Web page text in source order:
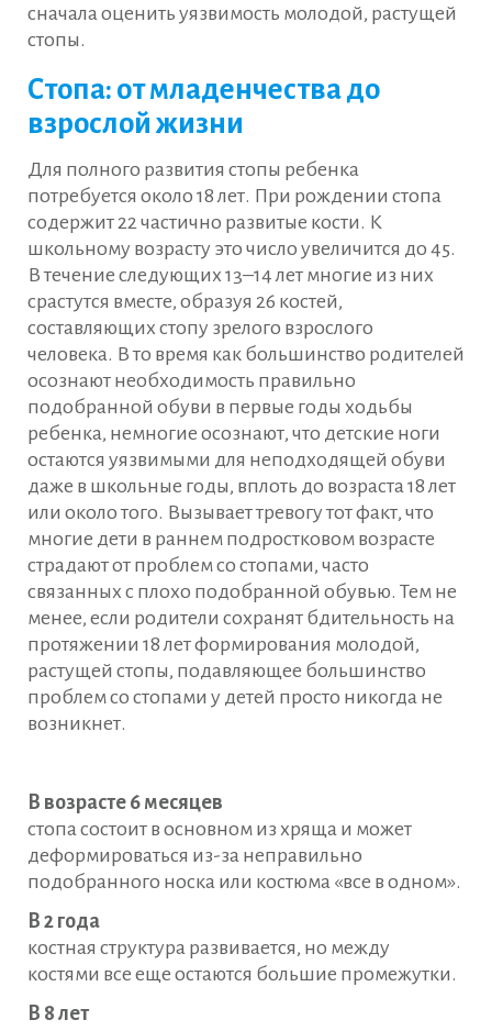
сначала оценить уязвимость молодой, растущей
стопы.
Стопа: от младенчества до
взрослой жизни
Для полного развития стопы ребенка
потребуется около 18 лет. При рождении стопа
содержит 22 частично развитые кости. К
школьному возрасту это число увеличится до 45.
В течение следующих 13–14 лет многие из них
срастутся вместе, образуя 26 костей,
составляющих стопу зрелого взрослого
человека. В то время как большинство родителей
осознают необходимость правильно
подобранной обуви в первые годы ходьбы
ребенка, немногие осознают, что детские ноги
остаются уязвимыми для неподходящей обуви
даже в школьные годы, вплоть до возраста 18 лет
или около того. Вызывает тревогу тот факт, что
многие дети в раннем подростковом возрасте
страдают от проблем со стопами, часто
связанных с плохо подобранной обувью. Тем не
менее, если родители сохранят бдительность на
протяжении 18 лет формирования молодой,
растущей стопы, подавляющее большинство
проблем со стопами у детей просто никогда не
возникнет.
В возрасте 6 месяцев
стопа состоит в основном из хряща и может
деформироваться из-за неправильно
подобранного носка или костюма «все в одном».
В 2 года
костная структура развивается, но между
костями все еще остаются большие промежутки.
В 8 лет